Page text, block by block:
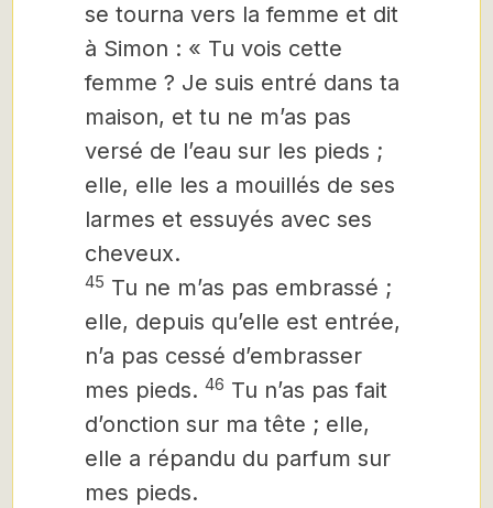
se tourna vers la femme et dit
à Simon : « Tu vois cette
femme ? Je suis entré dans ta
maison, et tu ne m’as pas
versé de l’eau sur les pieds ;
elle, elle les a mouillés de ses
larmes et essuyés avec ses
cheveux.
45 Tu ne m’as pas embrassé ;
elle, depuis qu’elle est entrée,
n’a pas cessé d’embrasser
mes pieds. 46 Tu n’as pas fait
d’onction sur ma tête ; elle,
elle a répandu du parfum sur
mes pieds.